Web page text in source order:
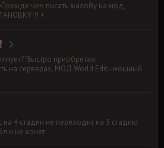
чем писать жалобу на мод,
+
"Быстро приобретая
на серверах, МОД World Edit - мощный
на 4 стадии не переходит на 5 стадию
и не хочет